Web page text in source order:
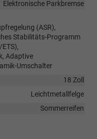
Elektronische Parkbremse
(ASR),
Stabilitäts-Programm
Adaptive
Umschalter
18 Zoll
Leichtmetallfelge
Sommerreifen